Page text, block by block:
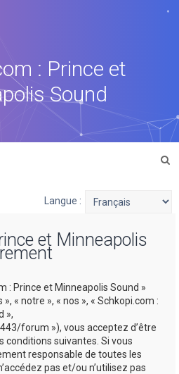
: Prince et
Sound
Langue :
et Minneapolis
: Prince et Minneapolis Sound »
« notre », « nos », « Schkopi.com :
»,
forum »), vous acceptez d’être
conditions suivantes. Si vous
responsable de toutes les
pas et/ou n’utilisez pas